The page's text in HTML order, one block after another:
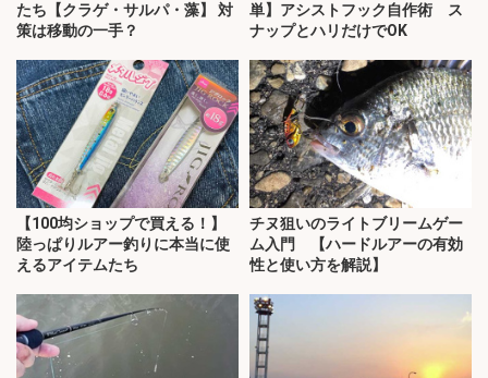
たち【クラゲ・サルパ・藻】 対
策は移動の一手？
単】アシストフック自作術 ス
ナップとハリだけでOK
【100均ショップで買える！】
陸っぱりルアー釣りに本当に使
えるアイテムたち
チヌ狙いのライトブリームゲー
ム入門 【ハードルアーの有効
性と使い方を解説】